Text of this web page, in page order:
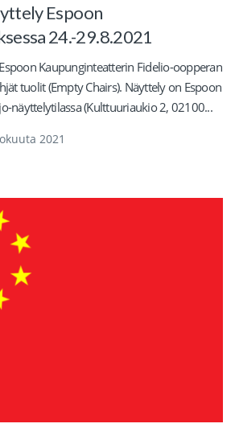
Espoon
24.-29.8.2021
Kaupunginteatterin Fidelio-oopperan
tuolit (Empty Chairs). Näyttely on Espoon
näyttelytilassa (Kulttuuriaukio 2, 02100...
2021